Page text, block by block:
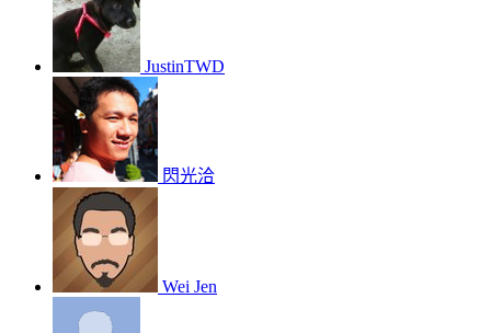
JustinTWD
閃光洽
Wei Jen